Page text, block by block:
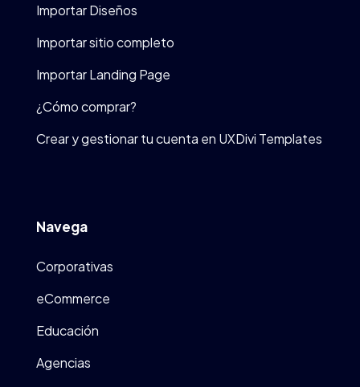
Importar Diseños
Importar sitio completo
Importar Landing Page
¿Cómo comprar?
Crear y gestionar tu cuenta en UXDivi Templates
Navega
Corporativas
eCommerce
Educación
Agencias